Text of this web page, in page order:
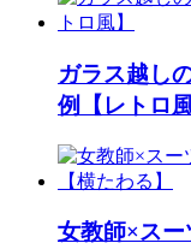
ガラス越し
例【レトロ風
女教師×ス